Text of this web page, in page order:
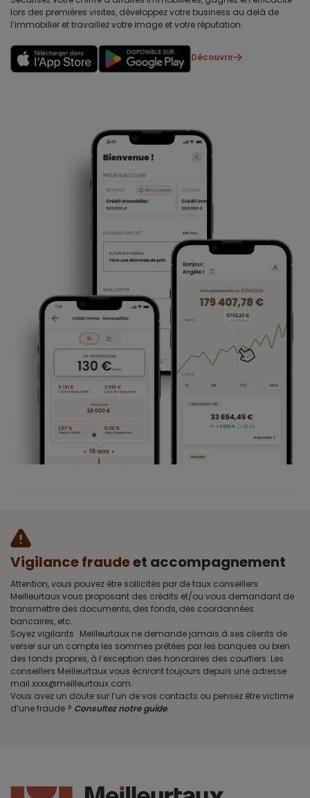
lors des premières visites, développez votre business au delà de
l’immobilier et travaillez votre image et votre réputation.
Découvrir
Vigilance fraudeet accompagnement
Attention, vous pouvez être sollicités par de faux conseillers
Meilleurtaux vous proposant des crédits et/ou vous demandant de
transmettre des documents, des fonds, des coordonnées
bancaires, etc.
Soyez vigilants · Meilleurtaux ne demande jamais à ses clients de
verser sur un compte les sommes prêtées par les banques ou bien
des fonds propres, à l’exception des honoraires des courtiers. Les
conseillers Meilleurtaux vous écriront toujours depuis une adresse
mail xxxx@meilleurtaux.com
Vous avez un doute sur l’un de vos contacts ou pensez être victime
d’une fraude ? Consultez notre guide.